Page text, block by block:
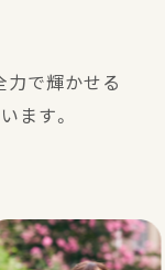
力で輝かせる
ます。